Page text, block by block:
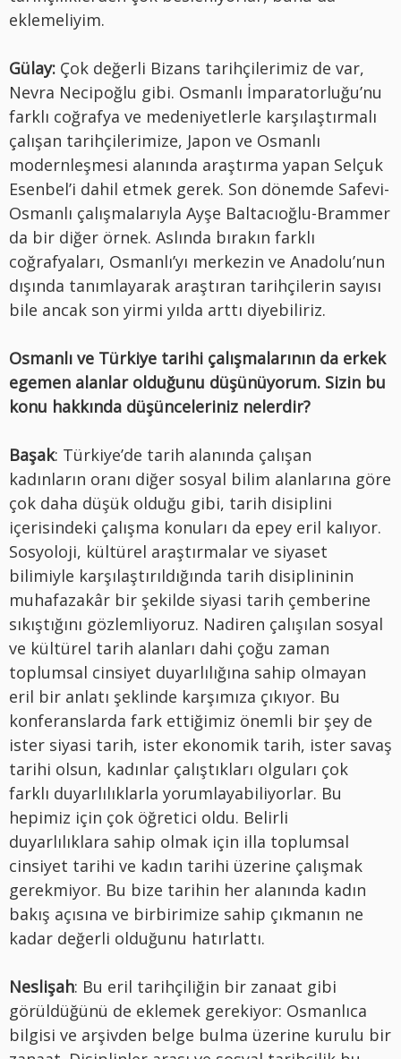
eklemeliyim.
Gülay: Çok değerli Bizans tarihçilerimiz de var,
Nevra Necipoğlu gibi. Osmanlı İmparatorluğu’nu
farklı coğrafya ve medeniyetlerle karşılaştırmalı
çalışan tarihçilerimize, Japon ve Osmanlı
modernleşmesi alanında araştırma yapan Selçuk
Esenbel’i dahil etmek gerek. Son dönemde Safevi-
Osmanlı çalışmalarıyla Ayşe Baltacıoğlu-Brammer
da bir diğer örnek. Aslında bırakın farklı
coğrafyaları, Osmanlı’yı merkezin ve Anadolu’nun
dışında tanımlayarak araştıran tarihçilerin sayısı
bile ancak son yirmi yılda arttı diyebiliriz.
Osmanlı ve Türkiye tarihi çalışmalarının da erkek
egemen alanlar olduğunu düşünüyorum. Sizin bu
konu hakkında düşünceleriniz nelerdir?
Başak: Türkiye’de tarih alanında çalışan
kadınların oranı diğer sosyal bilim alanlarına göre
çok daha düşük olduğu gibi, tarih disiplini
içerisindeki çalışma konuları da epey eril kalıyor.
Sosyoloji, kültürel araştırmalar ve siyaset
bilimiyle karşılaştırıldığında tarih disiplininin
muhafazakâr bir şekilde siyasi tarih çemberine
sıkıştığını gözlemliyoruz. Nadiren çalışılan sosyal
ve kültürel tarih alanları dahi çoğu zaman
toplumsal cinsiyet duyarlılığına sahip olmayan
eril bir anlatı şeklinde karşımıza çıkıyor. Bu
konferanslarda fark ettiğimiz önemli bir şey de
ister siyasi tarih, ister ekonomik tarih, ister savaş
tarihi olsun, kadınlar çalıştıkları olguları çok
farklı duyarlılıklarla yorumlayabiliyorlar. Bu
hepimiz için çok öğretici oldu. Belirli
duyarlılıklara sahip olmak için illa toplumsal
cinsiyet tarihi ve kadın tarihi üzerine çalışmak
gerekmiyor. Bu bize tarihin her alanında kadın
bakış açısına ve birbirimize sahip çıkmanın ne
kadar değerli olduğunu hatırlattı.
Neslişah: Bu eril tarihçiliğin bir zanaat gibi
görüldüğünü de eklemek gerekiyor: Osmanlıca
bilgisi ve arşivden belge bulma üzerine kurulu bir